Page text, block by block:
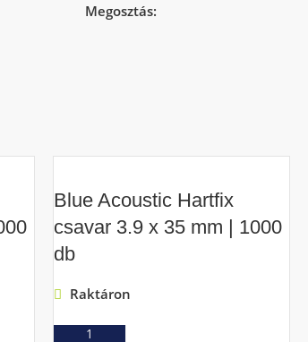
Megosztás:
Blue Acoustic Hartfix
csavar 3.9 x 35 mm | 1000
db
Raktáron